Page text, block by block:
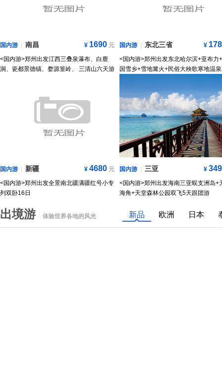
¥ 1690 元
国内游 南昌
<国内游>郑州出发江西三叠泉瀑布、白鹿
洞、瓷都景德镇、婺源篁岭、 三清山六天游
¥
国内游 东北三省
<国内游>郑州出发东北哈尔滨+亚布力
国雪乡+雪地篝火+民俗大秧歌寒地温
¥ 4680 元
国内游 新疆
<国内游>郑州出发全景南北疆满疆红号小专
列双卧16日
¥
国内游 三亚
<国内游>郑州出发海南三亚蜈支洲岛+
海角+天堂森林公园双飞5天跟团游
出境游 体验世界各地的风光 新品 欧洲 日本